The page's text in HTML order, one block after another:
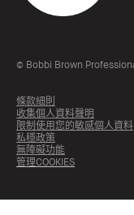
© Bobbi Brown
條款細則
收集個人資料聲明
限制使用您的敏感個人資料
私穩政策
無障礙功能
管理COOKIES